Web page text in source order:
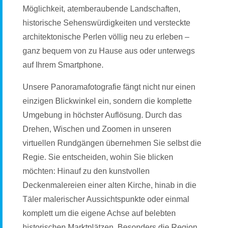
Möglichkeit, atemberaubende Landschaften,
historische Sehenswürdigkeiten und versteckte
architektonische Perlen völlig neu zu erleben –
ganz bequem von zu Hause aus oder unterwegs
auf Ihrem Smartphone.
Unsere Panoramafotografie fängt nicht nur einen
einzigen Blickwinkel ein, sondern die komplette
Umgebung in höchster Auflösung. Durch das
Drehen, Wischen und Zoomen in unseren
virtuellen Rundgängen übernehmen Sie selbst die
Regie. Sie entscheiden, wohin Sie blicken
möchten: Hinauf zu den kunstvollen
Deckenmalereien einer alten Kirche, hinab in die
Täler malerischer Aussichtspunkte oder einmal
komplett um die eigene Achse auf belebten